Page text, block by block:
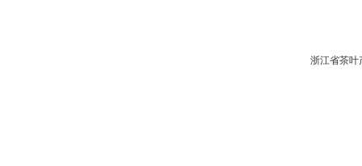
浙江省茶